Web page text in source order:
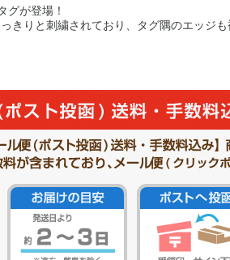
グが登場！
きりと刺繍されており、タグ隅のエッジも